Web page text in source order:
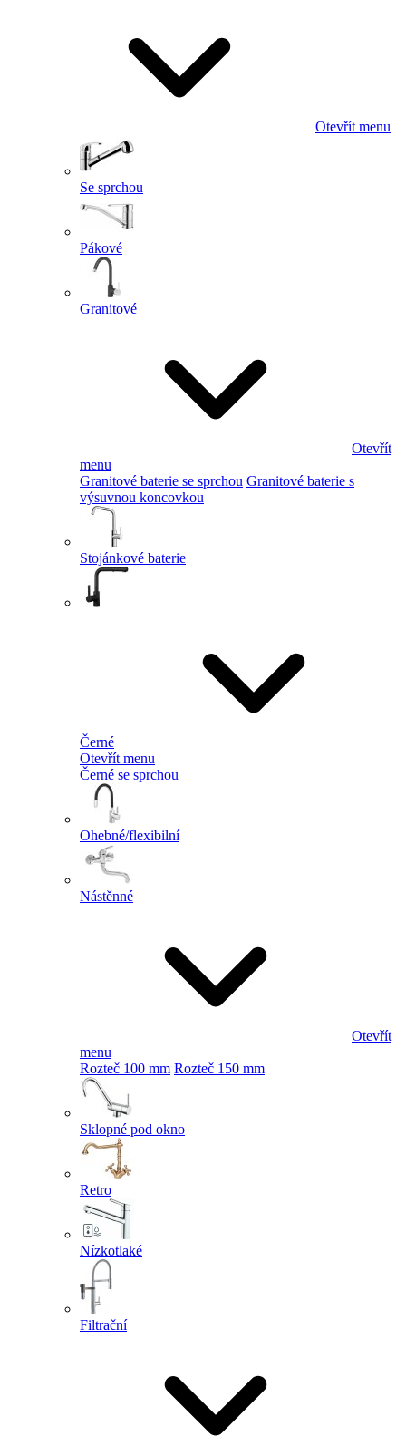
Otevřít menu
Se sprchou
Pákové
Granitové
Otevřít
menu
Granitové baterie se sprchou Granitové baterie s
výsuvnou koncovkou
Stojánkové baterie
Černé
Otevřít menu
Černé se sprchou
Ohebné/flexibilní
Nástěnné
Otevřít
menu
Rozteč 100 mm Rozteč 150 mm
Sklopné pod okno
Retro
Nízkotlaké
Filtrační